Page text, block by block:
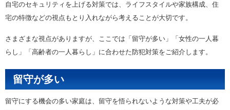
自宅のセキュリティを上げる対策では、ライフスタイルや家族構成、住
宅の特徴などの視点もとり入れながら考えることが大切です。
さまざまな視点がありますが、ここでは「留守が多い」「女性の一人暮
らし」「高齢者の一人暮らし」に合わせた防犯対策をご紹介します。
留守が多い
留守にする機会の多い家庭は、留守を悟られないような対策や工夫が必